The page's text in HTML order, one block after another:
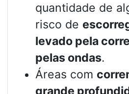
quantidade de
risco de
levado pela
pelas ondas.
Áreas com
grande